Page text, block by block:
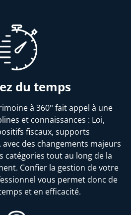
du temps
à 360° fait appel à une
et connaissances : Loi,
fiscaux, supports
des changements majeurs
catégories tout au long de la
Confier la gestion de votre
vous permet donc de
et en efficacité.